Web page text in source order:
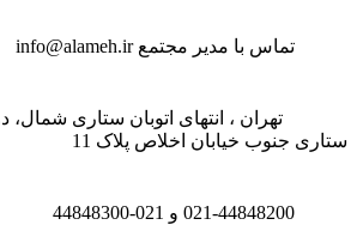
تماس با مدیر مجتمعinfo@alameh.ir
تهران ، انتهای اتوبان ستاری شمال،
جنوب خیابان اخلاص پلاک 11
021-44848200 و 021-44848300